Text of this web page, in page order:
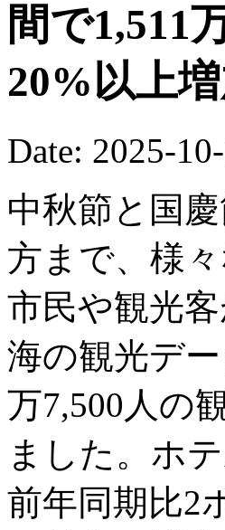
間で1,511
20%以上増
Date: 2025-
中秋節と国
方まで、様
市民や観光
海の観光デ
万7,500人の
ました。ホ
前年同期比2